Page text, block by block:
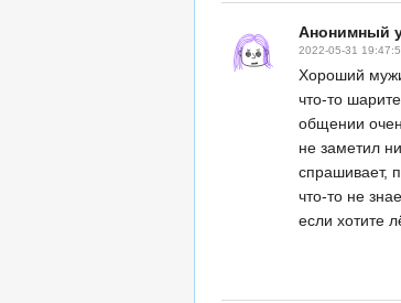
Анонимный
2022-05-31
Хороший
что-то
общении
не заметил
спрашивает,
что-то не
если хотите